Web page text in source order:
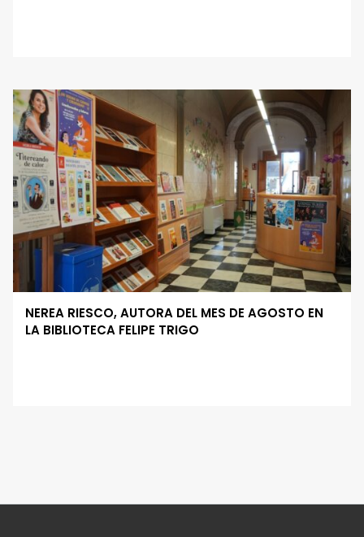
NEREA RIESCO, AUTORA DEL MES DE AGOSTO EN
LA BIBLIOTECA FELIPE TRIGO